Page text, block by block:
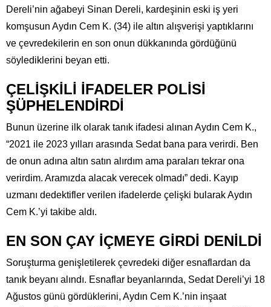
Dereli’nin ağabeyi Sinan Dereli, kardeşinin eski iş yeri
komşusun Aydın Cem K. (34) ile altın alışverişi yaptıklarını
ve çevredekilerin en son onun dükkanında gördüğünü
söylediklerini beyan etti.
ÇELİŞKİLİ İFADELER POLİSİ
ŞÜPHELENDİRDİ
Bunun üzerine ilk olarak tanık ifadesi alınan Aydın Cem K.,
“2021 ile 2023 yılları arasında Sedat bana para verirdi. Ben
de onun adına altın satın alırdım ama paraları tekrar ona
verirdim. Aramızda alacak verecek olmadı” dedi. Kayıp
uzmanı dedektifler verilen ifadelerde çelişki bularak Aydın
Cem K.’yi takibe aldı.
EN SON ÇAY İÇMEYE GİRDİ DENİLDİ
Soruşturma genişletilerek çevredeki diğer esnaflardan da
tanık beyanı alındı. Esnaflar beyanlarında, Sedat Dereli’yi 18
Ağustos günü gördüklerini, Aydın Cem K.’nin inşaat